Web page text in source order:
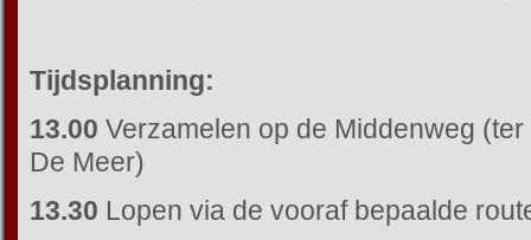
Tijdsplanning:
13.00 Verzamelen op de Middenweg
De Meer)
13.30 Lopen via de vooraf bepaalde